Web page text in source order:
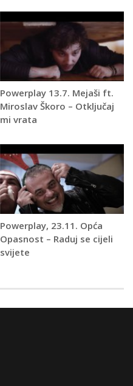
Powerplay 13.7. Mejaši ft.
Miroslav Škoro – Otključaj
mi vrata
Powerplay, 23.11. Opća
Opasnost – Raduj se cijeli
svijete